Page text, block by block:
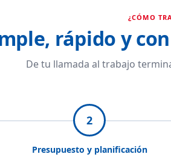
¿CÓMO
rápido y
De tu llamada al trabajo
2
Presupuesto y planificación